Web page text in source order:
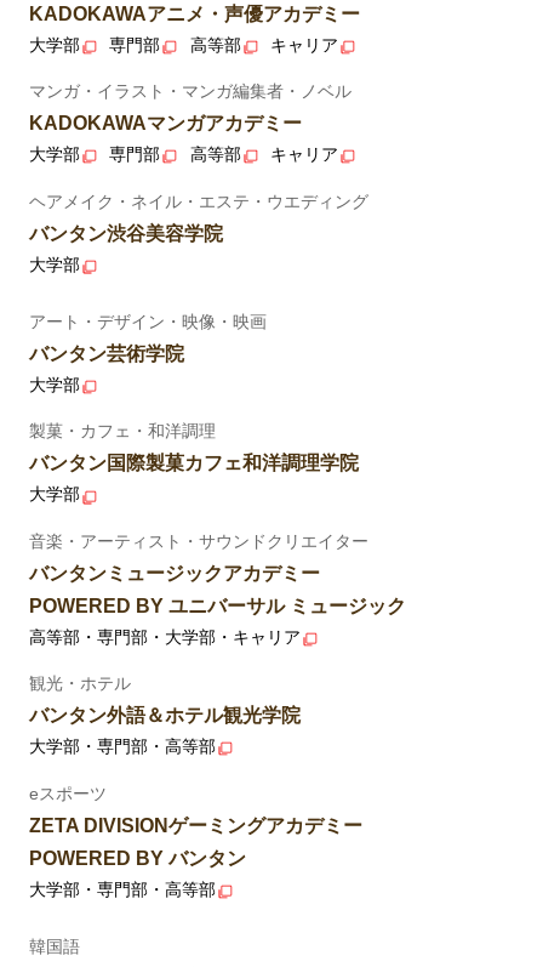
KADOKAWAアニメ・声優アカデミー
大学部 専門部 高等部 キャリア
マンガ・イラスト・マンガ編集者・ノベル
KADOKAWAマンガアカデミー
大学部 専門部 高等部 キャリア
ヘアメイク・ネイル・エステ・ウエディング
バンタン渋谷美容学院
大学部
アート・デザイン・映像・映画
バンタン芸術学院
大学部
製菓・カフェ・和洋調理
バンタン国際製菓カフェ和洋調理学院
大学部
音楽・アーティスト・サウンドクリエイター
バンタンミュージックアカデミー
POWERED BY ユニバーサル ミュージック
高等部・専門部・大学部・キャリア
観光・ホテル
バンタン外語＆ホテル観光学院
大学部・専門部・高等部
eスポーツ
ZETA DIVISIONゲーミングアカデミー
POWERED BY バンタン
大学部・専門部・高等部
韓国語